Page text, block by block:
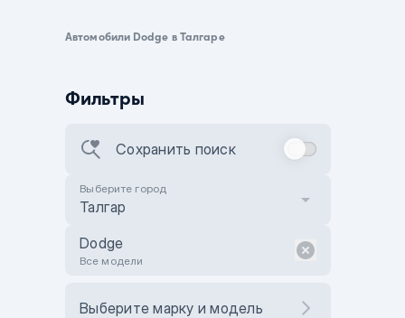
Автомобили Dodge в Талгаре
Фильтры
Сохранить поиск
Выберите город
Талгар
Dodge
Все модели
Выберите марку и модель